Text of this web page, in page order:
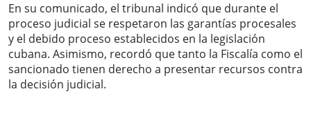
En su comunicado, el tribunal indicó que durante el
proceso judicial se respetaron las garantías procesales
y el debido proceso establecidos en la legislación
cubana. Asimismo, recordó que tanto la Fiscalía como el
sancionado tienen derecho a presentar recursos contra
la decisión judicial.